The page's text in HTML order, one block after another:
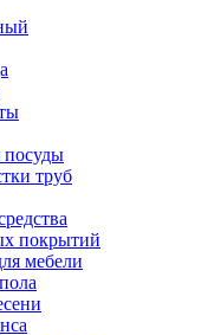
посуды
труб
покрытий
мебели